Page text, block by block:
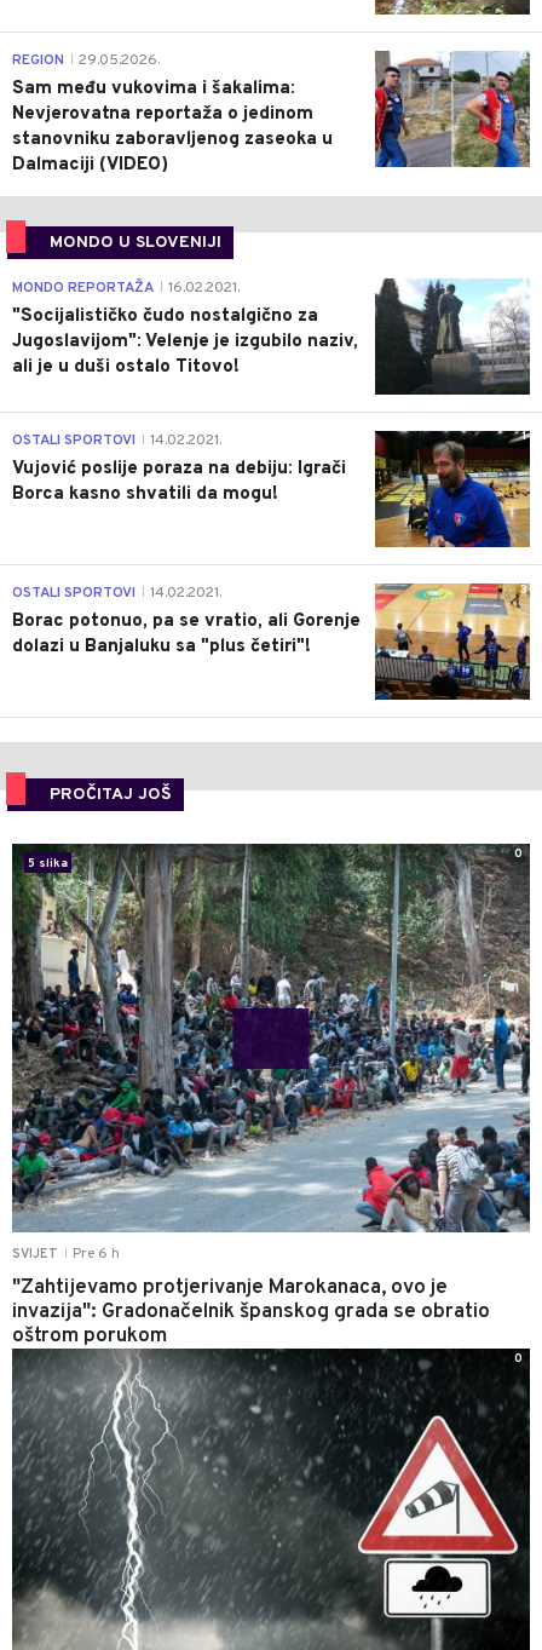
0
REGION 29.05.2026.
Sam među vukovima i šakalima:
Nevjerovatna reportaža o jedinom
stanovniku zaboravljenog zaseoka u
Dalmaciji (VIDEO)
MONDO U SLOVENIJI
4
MONDO REPORTAŽA 16.02.2021.
"Socijalističko čudo nostalgično za
Jugoslavijom": Velenje je izgubilo naziv,
ali je u duši ostalo Titovo!
1
OSTALI SPORTOVI 14.02.2021.
Vujović poslije poraza na debiju: Igrači
Borca kasno shvatili da mogu!
3
OSTALI SPORTOVI 14.02.2021.
Borac potonuo, pa se vratio, ali Gorenje
dolazi u Banjaluku sa "plus četiri"!
PROČITAJ JOŠ
SVIJET Pre 6 h
"Zahtijevamo protjerivanje Marokanaca, ovo je
invazija": Gradonačelnik španskog grada se obratio
oštrom porukom
5 slika
0
0